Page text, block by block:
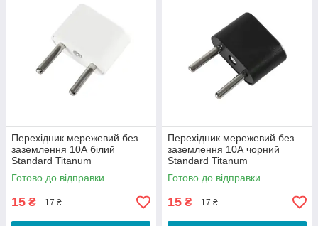
Перехідник мережевий без
заземлення 10А білий
Standard Titanum
Готово до відправки
15 ₴ 17 ₴
Перехідник мережевий без
заземлення 10А чорний
Standard Titanum
Готово до відправки
15 ₴ 17 ₴